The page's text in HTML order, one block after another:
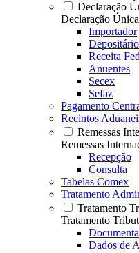
Declaração
Declaração
Importador
Receita
Anuentes
Secex
Sefaz
Pagamento
Recintos
Remessas
Remessas
Recepção
Consulta
Tabelas Comex
Tratamento
Tratamento
Tratamento
Dados de